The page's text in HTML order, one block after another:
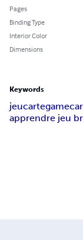
Pages
Binding Type
Interior Color
Dimensions
Keywords
jeucartegame
apprendre jeu